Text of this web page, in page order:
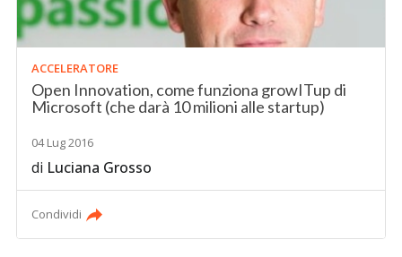
ACCELERATORE
Open Innovation, come funziona growITup di
Microsoft (che darà 10 milioni alle startup)
04 Lug 2016
di Luciana Grosso
Condividi